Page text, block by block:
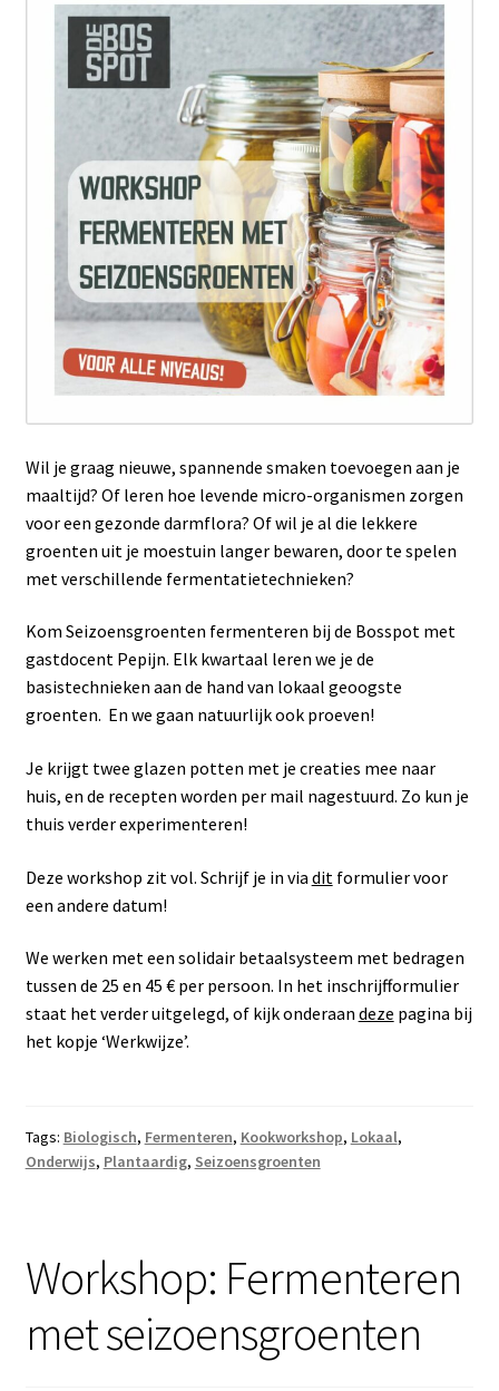
Wil je graag nieuwe, spannende smaken toevoegen aan je
maaltijd? Of leren hoe levende micro-organismen zorgen
voor een gezonde darmflora? Of wil je al die lekkere
groenten uit je moestuin langer bewaren, door te spelen
met verschillende fermentatietechnieken?
Kom Seizoensgroenten fermenteren bij de Bosspot met
gastdocent Pepijn. Elk kwartaal leren we je de
basistechnieken aan de hand van lokaal geoogste
groenten. En we gaan natuurlijk ook proeven!
Je krijgt twee glazen potten met je creaties mee naar
huis, en de recepten worden per mail nagestuurd. Zo kun je
thuis verder experimenteren!
Deze workshop zit vol. Schrijf je in via dit formulier voor
een andere datum!
We werken met een solidair betaalsysteem met bedragen
tussen de 25 en 45 € per persoon. In het inschrijfformulier
staat het verder uitgelegd, of kijk onderaan deze pagina bij
het kopje ‘Werkwijze’.
Tags: Biologisch, Fermenteren, Kookworkshop, Lokaal,
Onderwijs, Plantaardig, Seizoensgroenten
Workshop: Fermenteren
met seizoensgroenten